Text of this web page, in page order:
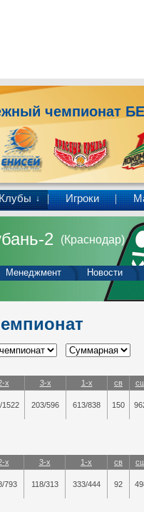
чемпионат
↓ Игроки
2 (Краснодар)
Менеджмент Новости
х 3-х 1-х св
1522 203/596 613/838 150
х 3-х 1-х св
793 118/313 333/444 92